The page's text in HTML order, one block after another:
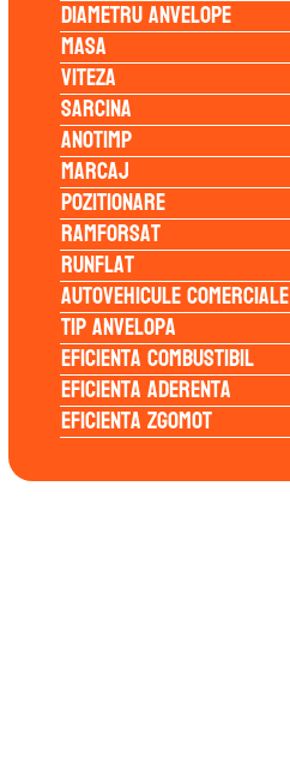
Diametru anvelope
Masa
Viteza
Sarcina
Anotimp
Marcaj
Pozitionare
Ramforsat
Runflat
Autovehicule comerciale
Tip anvelopa
Eficienta Combustibil
Eficienta Aderenta
Eficienta Zgomot